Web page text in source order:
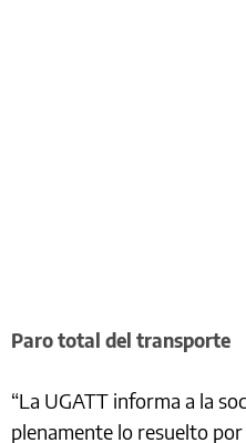
Paro total del transporte
“La UGATT informa a la
plenamente lo resuelto